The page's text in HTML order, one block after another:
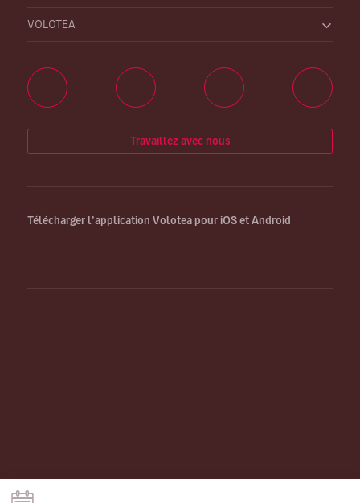
VOLOTEA
Travaillez avec nous
Télécharger l’application Volotea pour iOS et Android